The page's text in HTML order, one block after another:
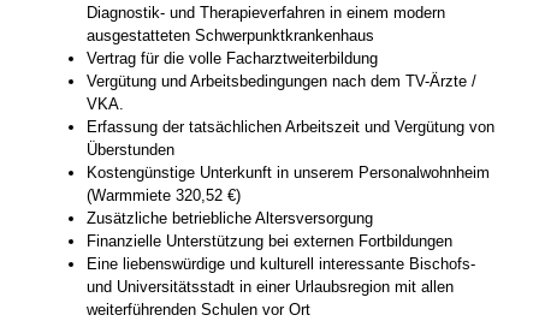
Diagnostik- und Therapieverfahren in einem modern
ausgestatteten Schwerpunktkrankenhaus
Vertrag für die volle Facharztweiterbildung
Vergütung und Arbeitsbedingungen nach dem TV-Ärzte /
VKA.
Erfassung der tatsächlichen Arbeitszeit und Vergütung von
Überstunden
Kostengünstige Unterkunft in unserem Personalwohnheim
(Warmmiete 320,52 €)
Zusätzliche betriebliche Altersversorgung
Finanzielle Unterstützung bei externen Fortbildungen
Eine liebenswürdige und kulturell interessante Bischofs-
und Universitätsstadt in einer Urlaubsregion mit allen
weiterführenden Schulen vor Ort